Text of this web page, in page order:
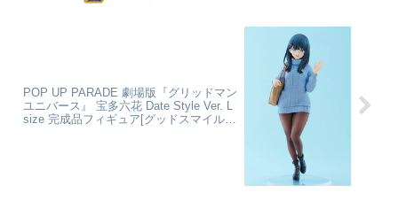
POP UP PARADE 劇場版『グリッドマン
ユニバース』 宝多六花 Date Style Ver. L
size 完成品フィギュア[グッドスマイルカ